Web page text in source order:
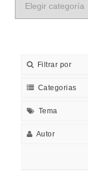
Filtrar por
Categorias
Tema
Autor